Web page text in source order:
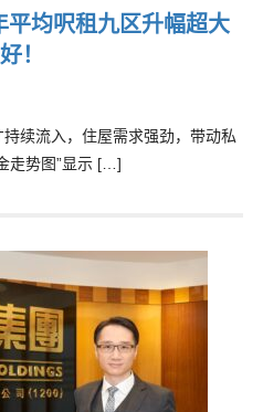
平均呎租九区升幅超大
！
续流入，住屋需求强劲，带动私
走势图”显示 […]